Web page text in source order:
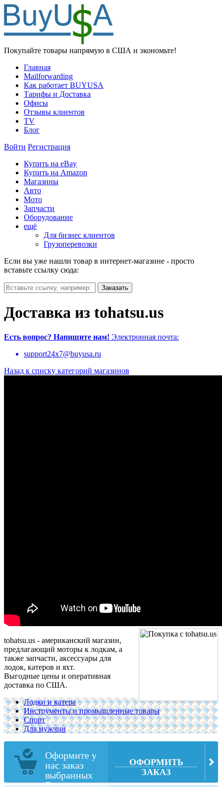
Покупайте товары напрямую в США и экономьте!
Главная
Mailforwarding
Как работает BUYUSA
Тарифы и Доставка
Офисы
Отзывы клиентов
TV
Блог
Войти Регистрация
Купить на eBay
Купить на Amazon
Магазины
Авто
Мото
Запчасти
Оборудование
ещё
Для бизнес клиентов
Грузоперевозки
Если вы уже нашли товар в интернет-магазине - просто
вставьте ссылку сюда:
Доставка из tohatsu.us
Есть вопрос? Напишите нам! Электронная почта:
support24x7@buyusa.ru
Назад к списку категорий магазинов
tohatsu.us - американский магазин,
предлагающий моторы к лодкам, а
также запчасти, аксессуары для
лодок, катеров и яхт.
Выгодные цены и оперативная
доставка по США.
Лодки и катера
Инструменты и промышленные товары
Спорт
Для мужчин
Оформите у
нас заказ
выбранных
ОФОРМИТЬ
ЗАКАЗ